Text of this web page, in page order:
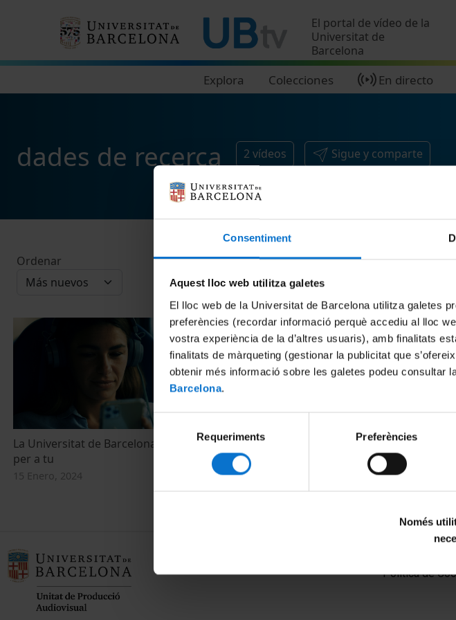
Consentiment
Aquest lloc web utilitza galetes
El lloc web de la Universitat de Barcelona utilitza galetes
preferències (recordar informació perquè accediu al lloc
vostra experiència de la d’altres usuaris), amb finalitats
finalitats de màrqueting (gestionar la publicitat que
obtenir més informació sobre les galetes podeu consultar
Barcelona.
Selecció
consentiment
Requeriments Preferències
Només
El portal de vídeo de la
Universitat de
Barcelona
Explora Colecciones En directo
dades de recerca 2 vídeos Sigue y comparte
Ordenar
La Universitat de Barcelona fa recerca
per a tu
15 Enero, 2024
Oliver Díaz. La revolució digital: estem
tots preparats?
28 Octubre, 2021
Política de